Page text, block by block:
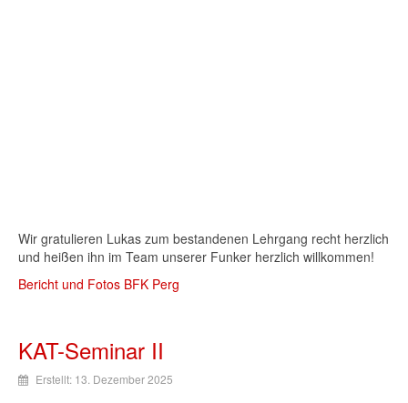
Wir gratulieren Lukas zum bestandenen Lehrgang recht herzlich
und heißen ihn im Team unserer Funker herzlich willkommen!
Bericht und Fotos BFK Perg
KAT-Seminar II
Erstellt: 13. Dezember 2025